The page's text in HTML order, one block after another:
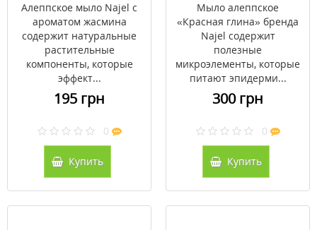
Алеппское мыло Najel с
ароматом жасмина
содержит натуральные
растительные
компоненты, которые
эффект...
195 грн
0
Купить
Мыло алеппское
«Красная глина» бренда
Najel содержит
полезные
микроэлементы, которые
питают эпидерми...
300 грн
0
Купить